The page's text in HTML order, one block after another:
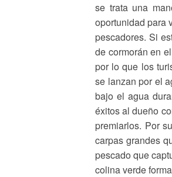
se trata una
oportunidad para
pescadores. Si
de cormorán en
por lo que los
se lanzan por el
bajo el agua
éxitos al dueño
premiarlos. Por
carpas grandes
pescado que
colina verde